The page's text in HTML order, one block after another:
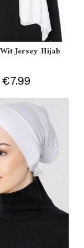
Jersey Hijab
€7.99